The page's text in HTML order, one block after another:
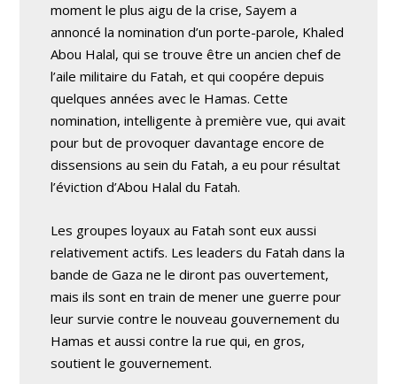
moment le plus aigu de la crise, Sayem a
annoncé la nomination d’un porte-parole, Khaled
Abou Halal, qui se trouve être un ancien chef de
l’aile militaire du Fatah, et qui coopére depuis
quelques années avec le Hamas. Cette
nomination, intelligente à première vue, qui avait
pour but de provoquer davantage encore de
dissensions au sein du Fatah, a eu pour résultat
l’éviction d’Abou Halal du Fatah.
Les groupes loyaux au Fatah sont eux aussi
relativement actifs. Les leaders du Fatah dans la
bande de Gaza ne le diront pas ouvertement,
mais ils sont en train de mener une guerre pour
leur survie contre le nouveau gouvernement du
Hamas et aussi contre la rue qui, en gros,
soutient le gouvernement.